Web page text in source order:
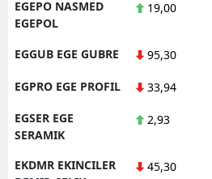
EGEPO NASMED
EGEPOL
19,00
EGGUB EGE GUBRE 95,30
EGPRO EGE PROFIL 33,94
EGSER EGE
SERAMIK
2,93
EKDMR EKINCILER
45,30